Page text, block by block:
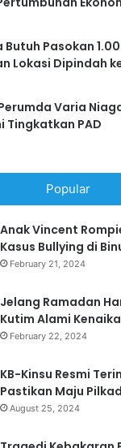
Butuh Pasokan
Lokasi Dipindah
Varia
Tingkatkan PAD
Popular
Anak Vincent
Kasus Bullying di
February 21, 2024
Jelang Ramadan
Kutim Alami
February 22, 2024
KB-Kinsu Resmi
Pastikan Maju
August 25, 2024